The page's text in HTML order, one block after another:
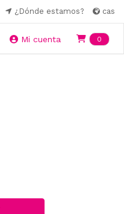
¿Dónde estamos? cas
Mi cuenta 0